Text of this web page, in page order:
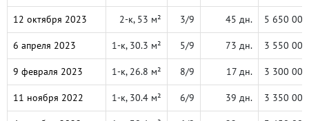
12 октября 2023 2-к, 53 м² 3/9 45 дн. 5 650 000
6 апреля 2023 1-к, 30.3 м² 5/9 73 дн. 3 550 000
9 февраля 2023 1-к, 26.8 м² 8/9 17 дн. 3 300 000
11 ноября 2022 1-к, 30.4 м² 6/9 39 дн. 3 350 000